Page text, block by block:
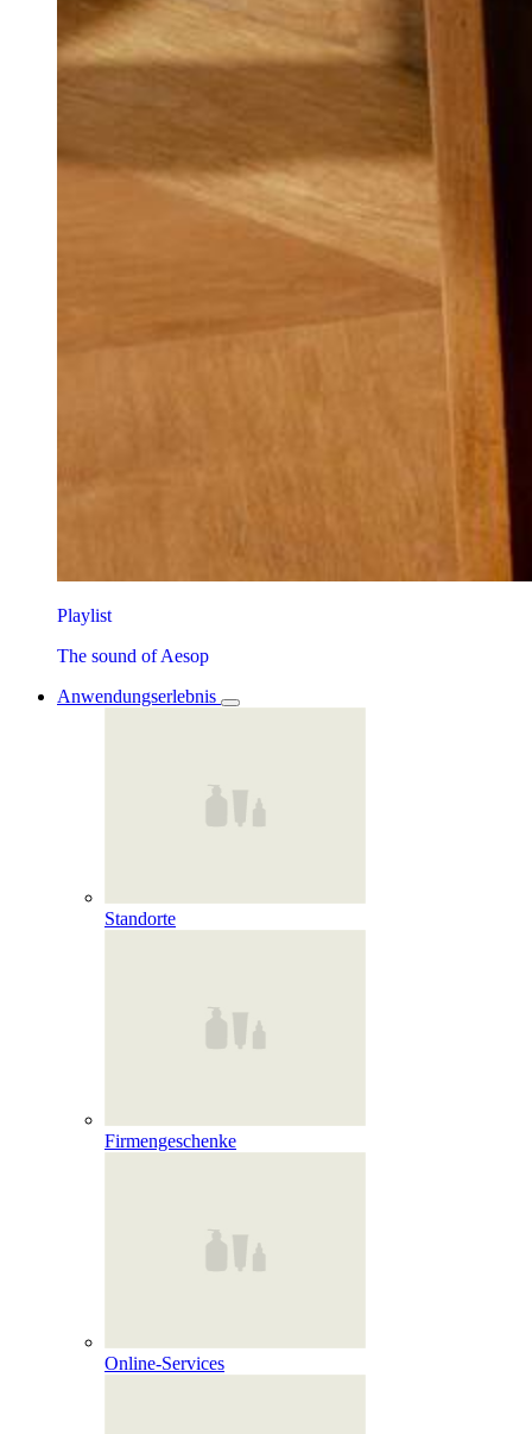
Playlist
The sound of Aesop
Anwendungserlebnis
Standorte
Firmengeschenke
Online‑Services